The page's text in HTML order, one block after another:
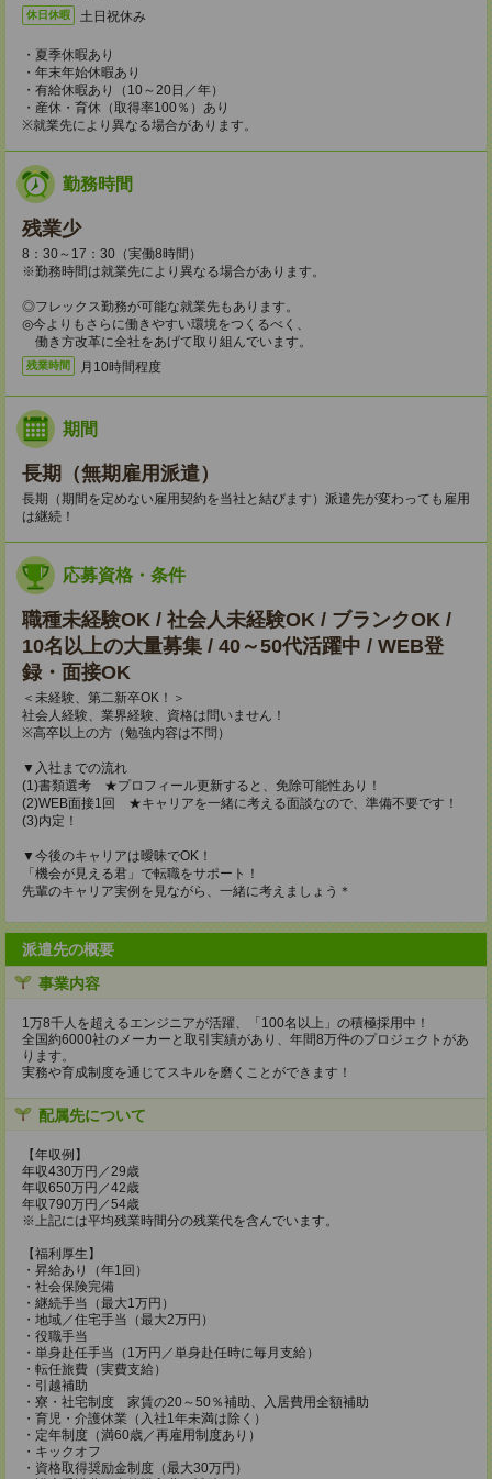
休日休暇 土日祝休み
・夏季休暇あり
・年末年始休暇あり
・有給休暇あり（10～20日／年）
・産休・育休（取得率100％）あり
※就業先により異なる場合があります。
勤務時間
残業少
8：30～17：30（実働8時間）
※勤務時間は就業先により異なる場合があります。
◎フレックス勤務が可能な就業先もあります。
◎今よりもさらに働きやすい環境をつくるべく、
働き方改革に全社をあげて取り組んでいます。
残業時間 月10時間程度
期間
長期（無期雇用派遣）
長期（期間を定めない雇用契約を当社と結びます）派遣先が変わっても雇用
は継続！
応募資格・条件
職種未経験OK / 社会人未経験OK / ブランクOK /
10名以上の大量募集 / 40～50代活躍中 / WEB登
録・面接OK
＜未経験、第二新卒OK！＞
社会人経験、業界経験、資格は問いません！
※高卒以上の方（勉強内容は不問）
▼入社までの流れ
(1)書類選考 ★プロフィール更新すると、免除可能性あり！
(2)WEB面接1回 ★キャリアを一緒に考える面談なので、準備不要です！
(3)内定！
▼今後のキャリアは曖昧でOK！
「機会が見える君」で転職をサポート！
先輩のキャリア実例を見ながら、一緒に考えましょう＊
派遣先の概要
事業内容
1万8千人を超えるエンジニアが活躍、「100名以上」の積極採用中！
全国約6000社のメーカーと取引実績があり、年間8万件のプロジェクトがあ
ります。
実務や育成制度を通じてスキルを磨くことができます！
配属先について
【年収例】
年収430万円／29歳
年収650万円／42歳
年収790万円／54歳
※上記には平均残業時間分の残業代を含んでいます。
【福利厚生】
・昇給あり（年1回）
・社会保険完備
・継続手当（最大1万円）
・地域／住宅手当（最大2万円）
・役職手当
・単身赴任手当（1万円／単身赴任時に毎月支給）
・転任旅費（実費支給）
・引越補助
・寮・社宅制度 家賃の20～50％補助、入居費用全額補助
・育児・介護休業（入社1年未満は除く）
・定年制度（満60歳／再雇用制度あり）
・キックオフ
・資格取得奨励金制度（最大30万円）